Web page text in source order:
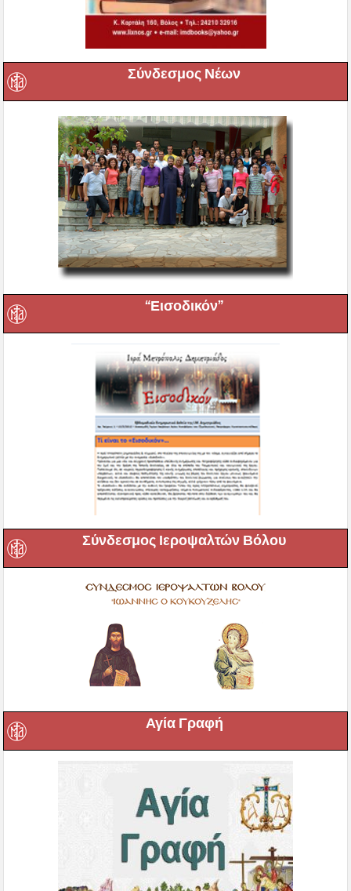
Σύνδεσμος Νέων
“Εισοδικόν”
Σύνδεσμος Ιεροψαλτών Βόλου
Αγία Γραφή